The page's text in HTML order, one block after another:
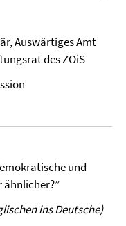
Auswärtiges Amt
des ZOiS
und
ins Deutsche)